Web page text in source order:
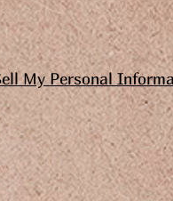
My Personal